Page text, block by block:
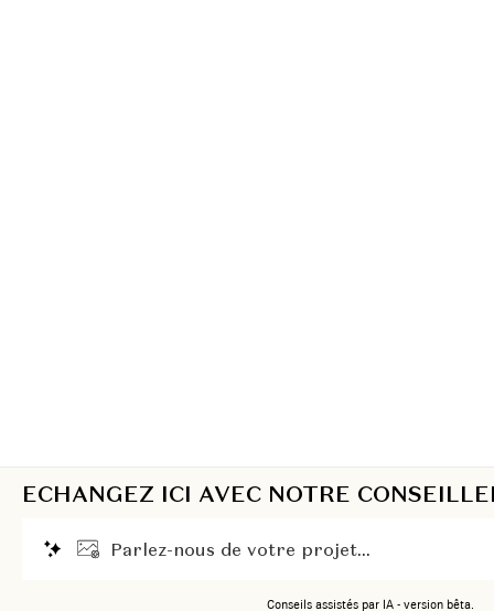
ECHANGEZ ICI AVEC NOTRE
Parlez-nous de votre projet...
Conseils assistés par IA - version bêta.